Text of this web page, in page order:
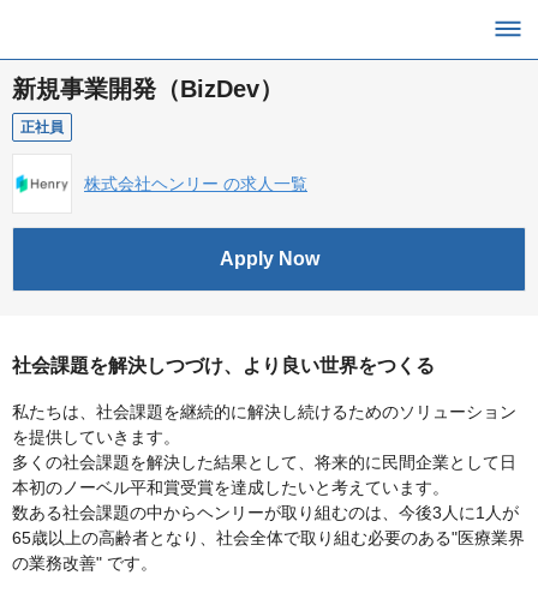
新規事業開発（BizDev）
正社員
株式会社ヘンリー の求人一覧
Apply Now
社会課題を解決しつづけ、より良い世界をつくる
私たちは、社会課題を継続的に解決し続けるためのソリューション
を提供していきます。
多くの社会課題を解決した結果として、将来的に民間企業として日
本初のノーベル平和賞受賞を達成したいと考えています。
数ある社会課題の中からヘンリーが取り組むのは、今後3人に1人が
65歳以上の高齢者となり、社会全体で取り組む必要のある"医療業界
の業務改善" です。